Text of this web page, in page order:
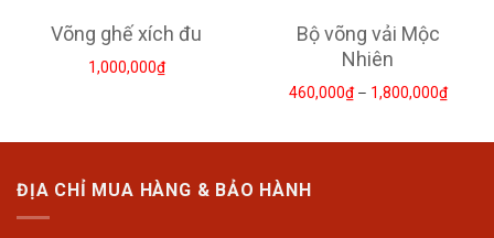
Võng ghế xích đu
1,000,000₫
Bộ võng vải Mộc
Nhiên
460,000₫– 1,800,000₫
ĐỊA CHỈ MUA HÀNG & BẢO HÀNH